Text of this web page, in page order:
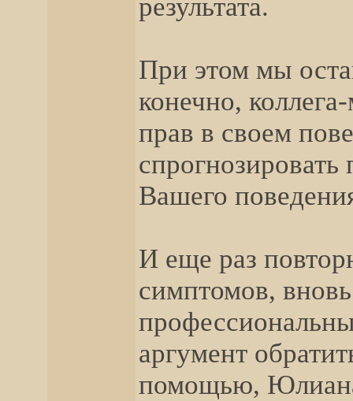
результата.
При этом мы
конечно,
прав в своем
Вашего
И еще раз
симптомов,
аргумент
помощью,